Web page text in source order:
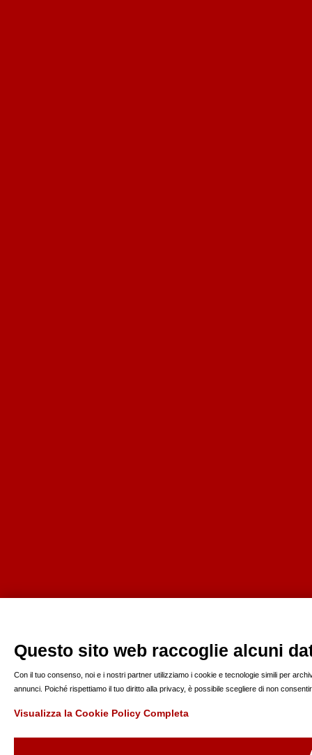
Questo sito web raccoglie alcuni
Con il tuo consenso, noi e i nostri partner utilizziamo i cookie e tecnologie simili per
annunci. Poiché rispettiamo il tuo diritto alla privacy, è possibile scegliere di non
Visualizza la Cookie Policy Completa